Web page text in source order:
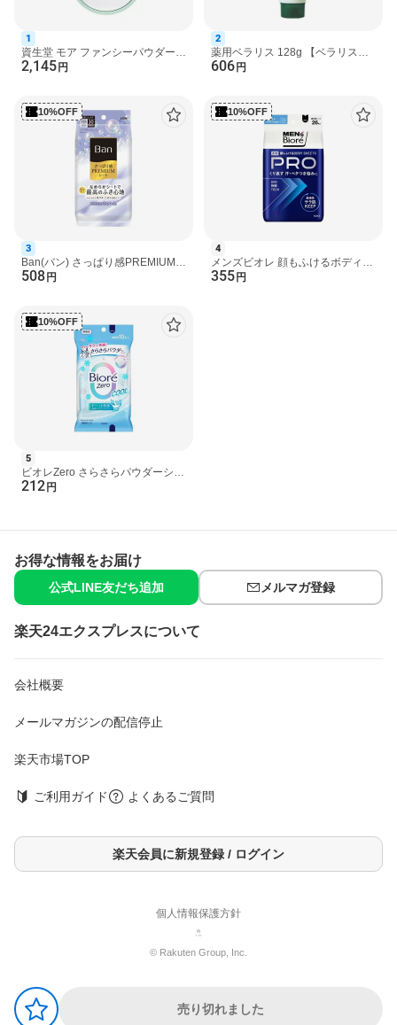
商品区分:化粧品
商品詳細
女性用 デリケートゾーン ウェットシート フェムウエット サボン
ッキリふきとりたい」「こすりたくない」、そんな時におすすめ
●使用後はトイレに流せます。ポケットにも入るミニサイズ。
●パッチテスト・スティンギングテスト済みです。※すべての人に
●赤ちゃんのおしりふきから生まれた優しい成分。日本製です。
水、ヒアルロン酸Na、BG、カプリン酸グリセリル、PEG-4、ポリ
・トイレのつまりを防ぐため、必ず1枚ずつ流してください。
・お肌に異常が生じていないかよく注意して使用してください。
・使用中や使用後、直射日光にあたった後に、赤み、はれ、かゆ
み、刺激、色抜け(白斑等)や黒ずみ等の異常があらわれた場合はた
1
資生堂 モア ファンシーパウダー
40g 【モア】 フレグランスコスメ
2,145 円
2
薬用ベラリス 128g 【ベラリス】
保湿ジェル
606 円
10%OFF
3
Ban(バン) さっぱり感PREMIUMシ
ート さらさらパウダーinタイプ ク
508 円
10%OFF
4
メンズビオレ 顔もふけるボディシ
ートPRO ホワイトサボンの香り
355 円
10%OFF
5
ビオレZero さらさらパウダーシー
ト クール 無香性 10枚入 【ビオ
212 円
お得な情報をお届け
公式LINE友だち追加 メルマガ登録
楽天24エクスプレスについて
会社概要
メールマガジンの配信停止
楽天市場TOP
ご利用ガイド よくあるご質問
楽天会員に新規登録 / ログイン
個人情報保護方針
© Rakuten Group, Inc.
売り切れました